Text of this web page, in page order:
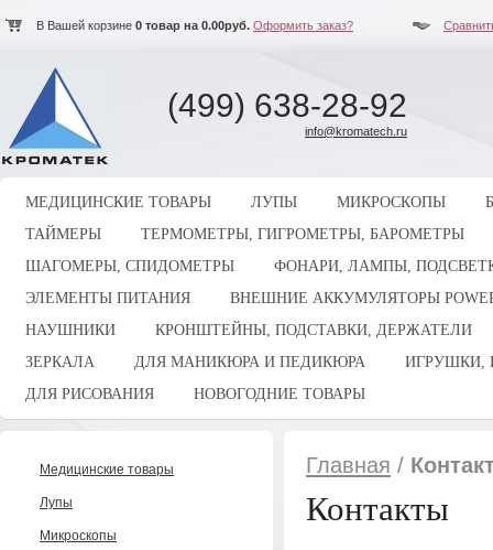
В Вашей корзине 0 товар на 0.00руб. Оформить заказ?
(499) 638-28-92
info@kromatech.ru
МЕДИЦИНСКИЕ ТОВАРЫ ЛУПЫ МИКРОСКОПЫ
ТАЙМЕРЫ
ТЕРМОМЕТРЫ, ГИГРОМЕТРЫ, БАРОМЕТРЫ
ШАГОМЕРЫ, СПИДОМЕТРЫ
ФОНАРИ, ЛАМПЫ,
ЭЛЕМЕНТЫ ПИТАНИЯ
ВНЕШНИЕ АККУМУЛЯТОРЫ
НАУШНИКИ
КРОНШТЕЙНЫ, ПОДСТАВКИ, ДЕРЖАТЕЛИ
ЗЕРКАЛА
ДЛЯ МАНИКЮРА И ПЕДИКЮРА
ИГРУШКИ,
ДЛЯ РИСОВАНИЯ
НОВОГОДНИЕ ТОВАРЫ
Медицинские товары
Лупы
Микроскопы
Главная /
Контакты